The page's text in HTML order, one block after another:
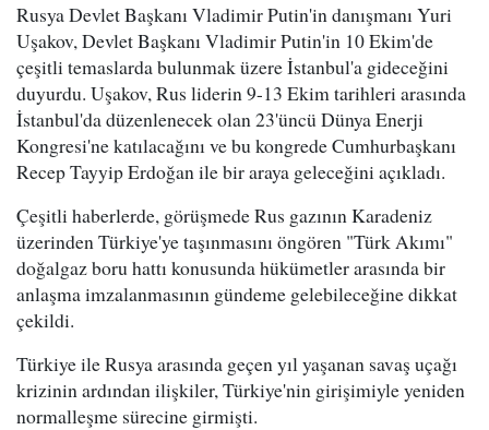
Rusya Devlet Başkanı Vladimir Putin'in danışmanı Yuri
Uşakov, Devlet Başkanı Vladimir Putin'in 10 Ekim'de
çeşitli temaslarda bulunmak üzere İstanbul'a gideceğini
duyurdu. Uşakov, Rus liderin 9-13 Ekim tarihleri arasında
İstanbul'da düzenlenecek olan 23'üncü Dünya Enerji
Kongresi'ne katılacağını ve bu kongrede Cumhurbaşkanı
Recep Tayyip Erdoğan ile bir araya geleceğini açıkladı.
Çeşitli haberlerde, görüşmede Rus gazının Karadeniz
üzerinden Türkiye'ye taşınmasını öngören "Türk Akımı"
doğalgaz boru hattı konusunda hükümetler arasında bir
anlaşma imzalanmasının gündeme gelebileceğine dikkat
çekildi.
Türkiye ile Rusya arasında geçen yıl yaşanan savaş uçağı
krizinin ardından ilişkiler, Türkiye'nin girişimiyle yeniden
normalleşme sürecine girmişti.